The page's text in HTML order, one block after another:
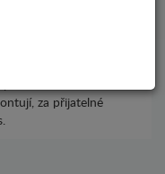
za přijatelné